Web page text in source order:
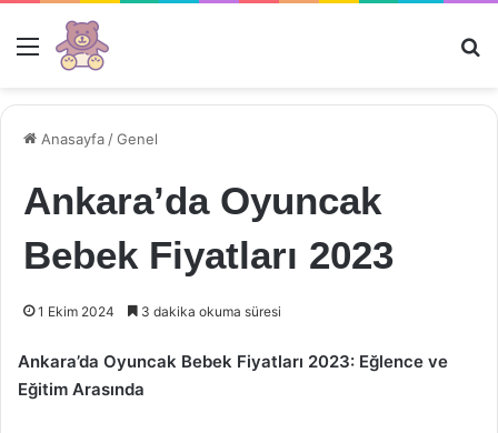
Menü
Anasayfa /Genel
Ankara’da Oyuncak
Bebek Fiyatları 2023
1 Ekim 2024 3 dakika okuma süresi
Ankara’da Oyuncak Bebek Fiyatları 2023: Eğlence ve
Eğitim Arasında